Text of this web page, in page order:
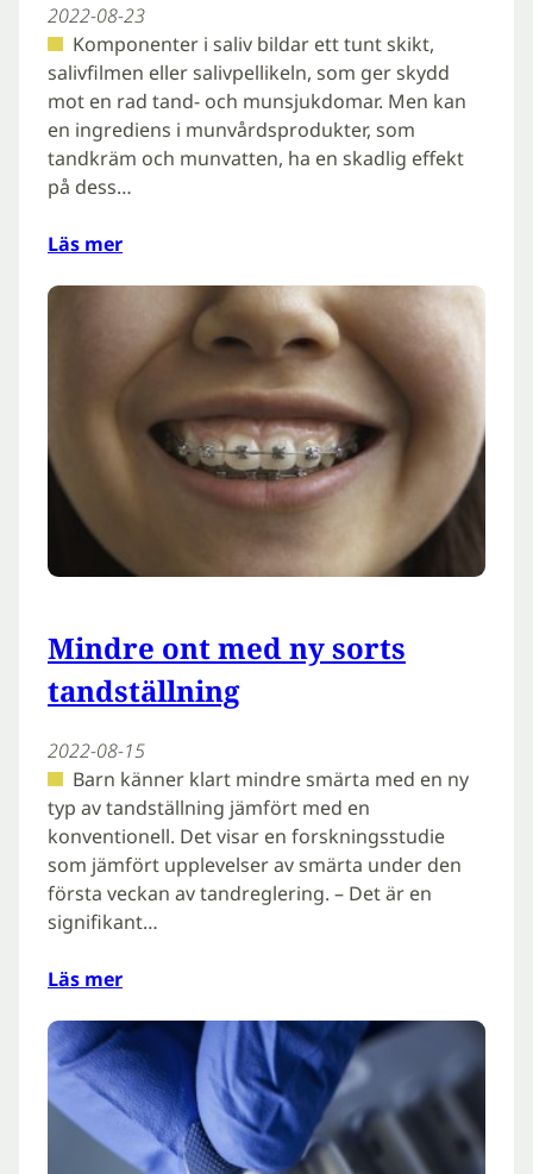
2022-08-23
Komponenter i saliv bildar ett tunt skikt,
salivfilmen eller salivpellikeln, som ger skydd
mot en rad tand- och munsjukdomar. Men kan
en ingrediens i munvårdsprodukter, som
tandkräm och munvatten, ha en skadlig effekt
på dess…
Läs mer
Mindre ont med ny sorts
tandställning
2022-08-15
Barn känner klart mindre smärta med en ny
typ av tandställning jämfört med en
konventionell. Det visar en forskningsstudie
som jämfört upplevelser av smärta under den
första veckan av tandreglering. – Det är en
signifikant…
Läs mer